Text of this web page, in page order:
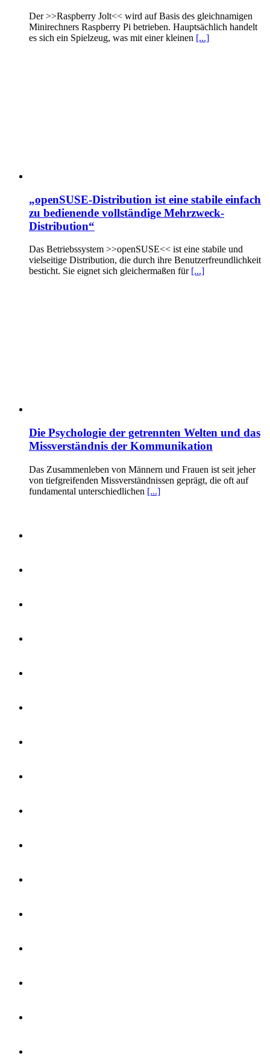
Der >>Raspberry Jolt<< wird auf Basis des gleichnamigen
Minirechners Raspberry Pi betrieben. Hauptsächlich handelt
es sich ein Spielzeug, was mit einer kleinen [...]
„openSUSE-Distribution ist eine stabile einfach
zu bedienende vollständige Mehrzweck-
Distribution“
Das Betriebssystem >>openSUSE<< ist eine stabile und
vielseitige Distribution, die durch ihre Benutzerfreundlichkeit
besticht. Sie eignet sich gleichermaßen für [...]
Die Psychologie der getrennten Welten und das
Missverständnis der Kommunikation
Das Zusammenleben von Männern und Frauen ist seit jeher
von tiefgreifenden Missverständnissen geprägt, die oft auf
fundamental unterschiedlichen [...]